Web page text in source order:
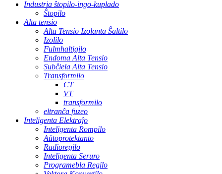
Industria ŝtopilo-ingo-kuplado
Ŝtopilo
Alta tensio
Alta Tensio Izolanta Ŝaltilo
Izolilo
Fulmhaltigilo
Endoma Alta Tensio
Subĉiela Alta Tensio
Transformilo
CT
VT
transformilo
eltranĉa fuzeo
Inteligenta Elektraĵo
Inteligenta Rompilo
Aŭtoprotektanto
Radioregilo
Inteligenta Seruro
Programebla Regilo